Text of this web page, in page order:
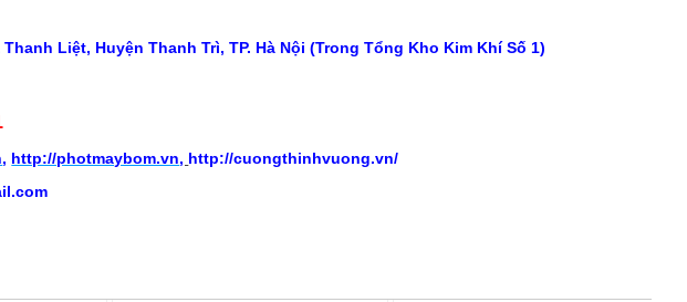
Liệt, Huyện Thanh Trì, TP. Hà Nội (Trong Tổng Kho Kim Khí Số 1)
, http://photmaybom.vn, http://cuongthinhvuong.vn/